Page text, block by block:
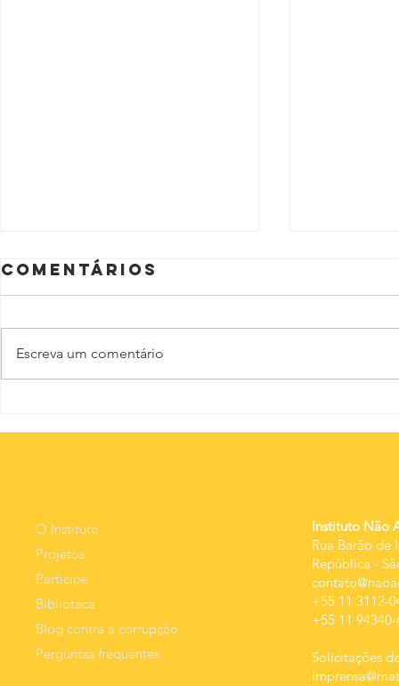
além dos
resultado.
Comentários
Escreva um comentário
O Instituto
Projetos
Participe
Biblioteca
Blog contra a corrupção
Perguntas frequentes
Instituto Não
Rua Barão de
República -
+55 11 3112-
+55 11
Solicitações